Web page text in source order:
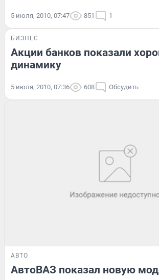
5 июля, 2010, 07:47 851 1
БИЗНЕС
Акции банков показали
динамику
5 июля, 2010, 07:36 608 Обсудить
АВТО
АвтоВАЗ показал новую